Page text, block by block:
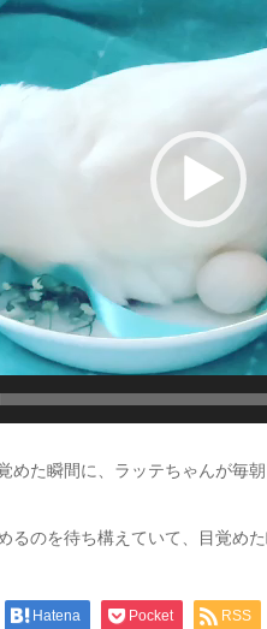
めた瞬間に、ラッテちゃんが毎
るのを待ち構えていて、目覚め
Hatena Pocket RSS